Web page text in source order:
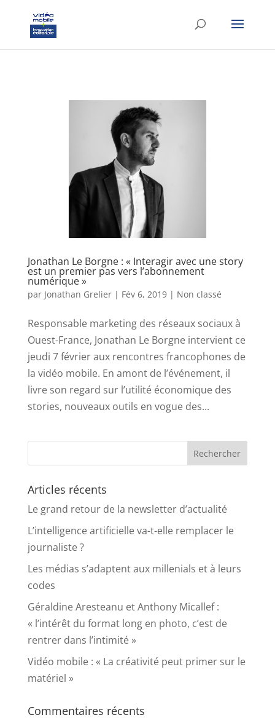
Jonathan Le Borgne : « Interagir avec une story
est un premier pas vers l’abonnement
numérique »
par Jonathan Grelier| Fév 6, 2019| Non classé
Responsable marketing des réseaux sociaux à
Ouest-France, Jonathan Le Borgne intervient ce
jeudi 7 février aux rencontres francophones de
la vidéo mobile. En amont de l’événement, il
livre son regard sur l’utilité économique des
stories, nouveaux outils en vogue des...
Articles récents
Le grand retour de la newsletter d’actualité
L’intelligence artificielle va-t-elle remplacer le
journaliste ?
Les médias s’adaptent aux millenials et à leurs
codes
Géraldine Aresteanu et Anthony Micallef :
« l’intérêt du format long en photo, c’est de
rentrer dans l’intimité »
Vidéo mobile : « La créativité peut primer sur le
matériel »
Commentaires récents